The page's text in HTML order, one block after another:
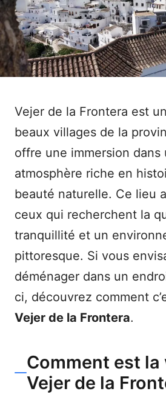
Vejer de la Frontera est
beaux villages de la
offre une immersion dans
atmosphère riche en
beauté naturelle. Ce lieu
ceux qui recherchent la
tranquillité et un
pittoresque. Si vous
déménager dans un
ci, découvrez comment
Vejer de la Frontera.
Comment est la
Vejer de la